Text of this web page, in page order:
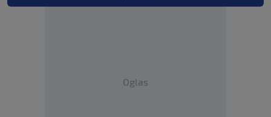
Oglas